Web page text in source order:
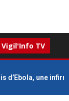
Vigil'Info TV
d’Ebola, une